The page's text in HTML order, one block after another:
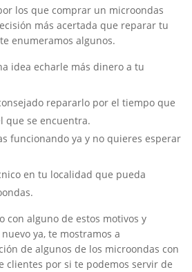
los que comprar un microondas
más acertada que reparar tu
enumeramos algunos.
idea echarle más dinero a tu
repararlo por el tiempo que
que se encuentra.
funcionando ya y no quieres esperar
en tu localidad que pueda
con alguno de estos motivos y
ya, te mostramos a
de algunos de los microondas con
clientes por si te podemos servir de